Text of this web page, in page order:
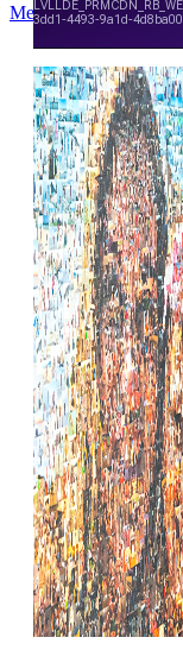
Меню